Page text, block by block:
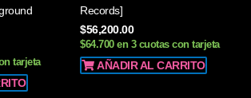
tarjeta
Records]
$56,200.00
$64.700 en 3 cuotas con tarjeta
AÑADIR AL CARRITO